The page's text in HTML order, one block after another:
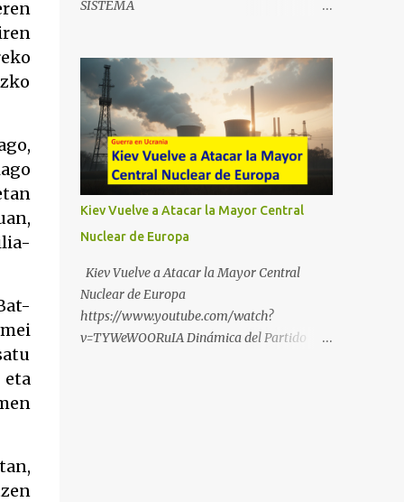
https://t.me/babestu_proteger WhatsApp :
6k0LKZJWzQyoE1T SÍGUENOS EN
YOUTUBE:
https://www.youtube.com/@ekaicenter?
sub_confirmation=1
SISTEMA
usp=sharing
Kiev Vuelve a Atacar la Mayor Central
Nuclear de Europa
Kiev Vuelve a Atacar la Mayor Central
Nuclear de Europa
https://www.youtube.com/watch?
v=TYWeWOORuIA Dinámica del Partido